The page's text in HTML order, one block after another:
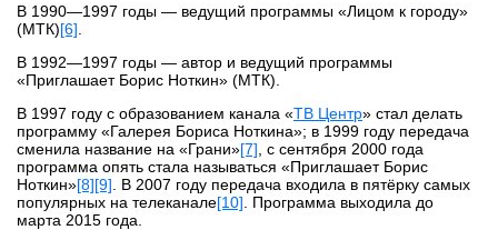
В 1990—1997 годы — ведущий программы «Лицом к городу»
(МТК)[6]
В 1992—1997 годы — автор и ведущий программы
«Приглашает Борис Ноткин» (МТК).
В 1997 году с образованием канала «ТВ Центр» стал делать
программу «Галерея Бориса Ноткина»; в 1999 году передача
сменила название на «Грани»[7] , с сентября 2000 года
программа опять стала называться «Приглашает Борис
Ноткин»[8][9] . В 2007 году передача входила в пятёрку самых
популярных на телеканале[10] . Программа выходила до
марта 2015 года.